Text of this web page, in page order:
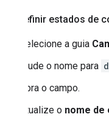
Para definir estados de
Selecione a guia
Mude o nome para
Abra o campo.
Atualize o nome de